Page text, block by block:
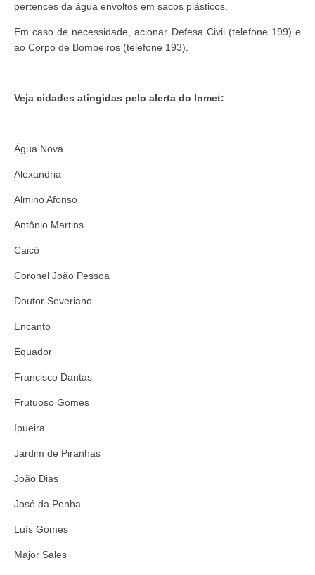
pertences da água envoltos em sacos plásticos.
Em caso de necessidade, acionar Defesa Civil (telefone 199) e
ao Corpo de Bombeiros (telefone 193).
Veja cidades atingidas pelo alerta do Inmet:
Água Nova
Alexandria
Almino Afonso
Antônio Martins
Caicó
Coronel João Pessoa
Doutor Severiano
Encanto
Equador
Francisco Dantas
Frutuoso Gomes
Ipueira
Jardim de Piranhas
João Dias
José da Penha
Luís Gomes
Major Sales